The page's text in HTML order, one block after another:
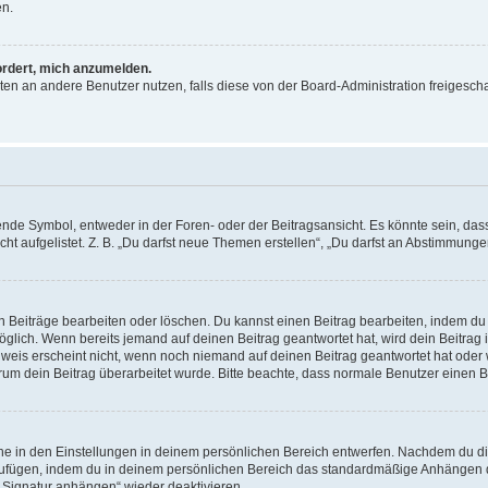
mich anzumelden.
an andere Benutzer nutzen, falls diese von der Board-Administration
Symbol, entweder in der Foren- oder der Beitragsansicht. Es könnte sein,
Z. B. „Du darfst neue Themen erstellen“, „Du darfst an
bearbeiten oder löschen. Du kannst einen Beitrag bearbeiten, indem
Wenn bereits jemand auf deinen Beitrag geantwortet hat, wird dein
erscheint nicht, wenn noch niemand auf deinen Beitrag geantwortet hat
dein Beitrag überarbeitet wurde. Bitte beachte, dass normale Benutzer
in den Einstellungen in deinem persönlichen Bereich entwerfen. Nachdem du
indem du in deinem persönlichen Bereich das standardmäßige